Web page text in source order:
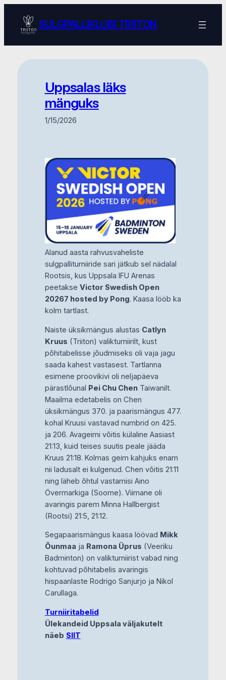
content
SULGPALLIKLUBI TRIITON
Uppsalas läks
mänguks
1/15/2026
Alanud aasta rahvusvaheliste
sulgpalliturniiride sari jätkub sel nädalal
Rootsis, kus Uppsala IFU Arenas
peetakse Victor Swedish Open
20267 hosted by Pong. Kaasa lööb ka
kolm tartlast.
Naiste üksikmängus alustas Catlyn
Kruus (Triiton) valikturniirilt, kust
põhitabelisse jõudmiseks oli vaja jagu
saada kahest vastasest. Tartlanna
esimene proovikivi oli neljapäeva
pärastlõunal Pei Chu ChenTaiwanilt.
Maailma edetabelis on Chen
üksikmängus 370. ja paarismängus 477.
kohal Kruusi vastavad numbrid on 425.
ja 206. Avageimi võitis külaline Aasiast
21:13, kuid teises suutis peale jääda
Kruus 21:18. Kolmas geim kahjuks enam
nii ladusalt ei kulgenud. Chen võitis 21:11
ning läheb õhtul vastamisi Aino
Övermarkiga (Soome). Viimane oli
avaringis parem Minna Hallbergist
(Rootsi) 21:5, 21:12.
Segapaarismängus kaasa löövad Mikk
Õunmaa ja Ramona Üprus (Veeriku
Badminton) on valikturniirist vabad ning
kohtuvad põhitabelis avaringis
hispaanlaste Rodrigo Sanjurjo ja Nikol
Carullaga.
Turniiritabelid
Ülekandeid Uppsala väljakutelt
näeb SIIT